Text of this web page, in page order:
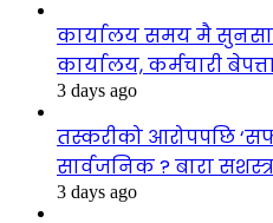
कार्यालय समय मै
कार्यालय, कर्मचारी
3 days ago
तस्करीको आरोपपछि
सार्वजनिक ? बारा
3 days ago